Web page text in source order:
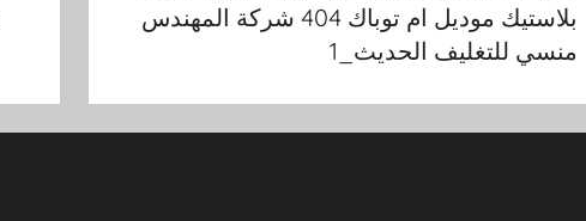
س
ل
بلاستيك موديل ام توباك 404 شركة المهندس
منسي للتغليف الحديث_1